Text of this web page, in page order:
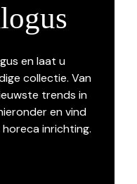
en laat u
collectie. Van
trends in
en vind
inrichting.